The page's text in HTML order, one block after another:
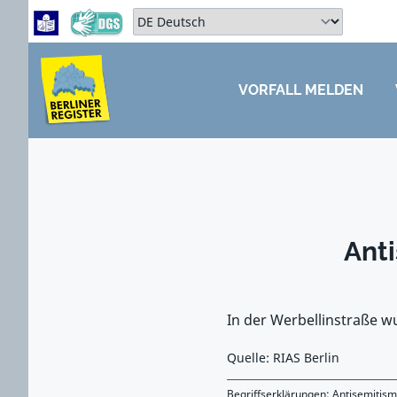
Zum Hauptbereich springen
Zum Hauptmenü springen
Sprache auswählen:
ZUM HAUPTBEREICH SPRINGEN
VORFALL MELDEN
In der Werbellinstraße
Quelle: RIAS Berlin
Begriffserklärungen: